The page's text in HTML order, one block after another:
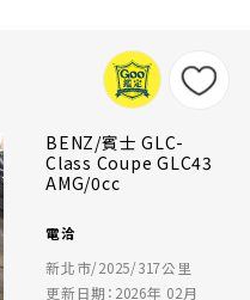
BENZ/賓士 GLC-
Class Coupe GLC43
AMG/0cc
電洽
新北市/2025/317公里
更新日期：2026年 02月